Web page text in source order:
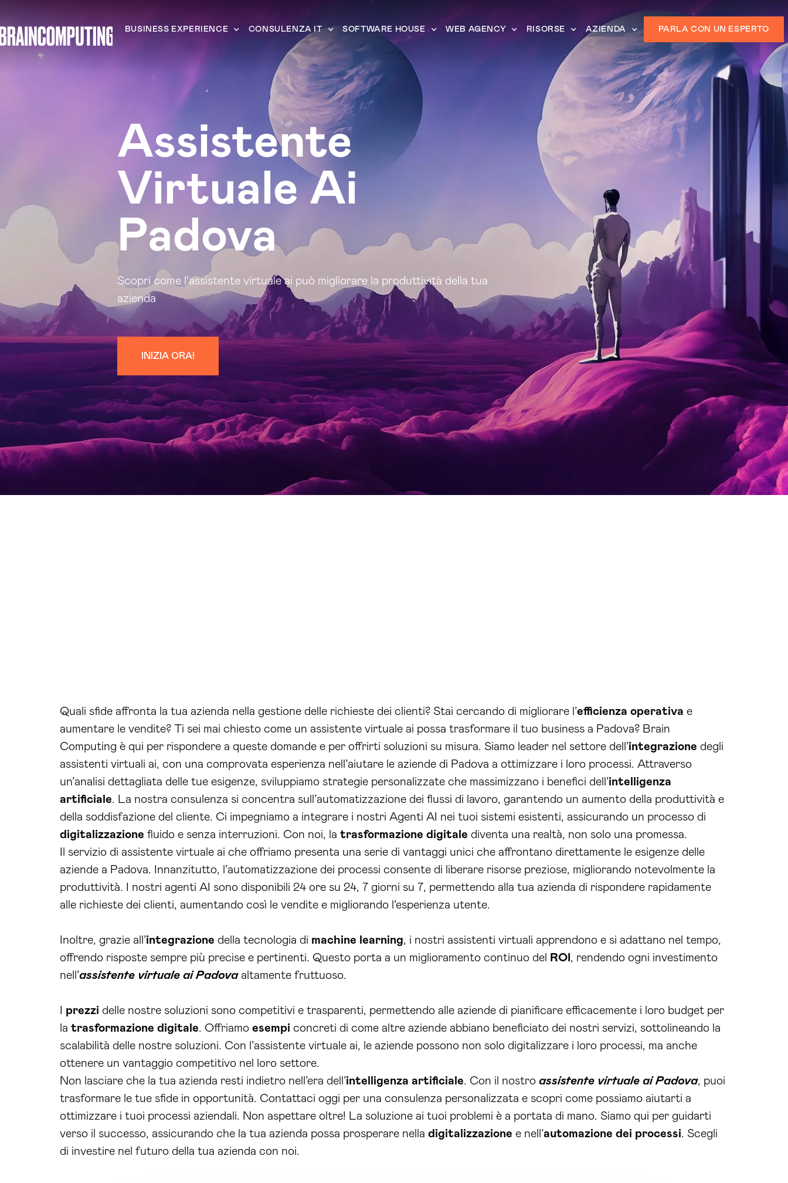
BUSINESS EXPERIENCE CONSULENZA IT SOFTWARE HOUSE WEB AGENCY RISORSE AZIENDA PARLA CON UN ESPERTO
Assistente
Virtuale Ai
Padova
Scopri come l'assistente virtuale ai può migliorare la produttività della tua
azienda
INIZIA ORA!
Quali sfide affronta la tua azienda nella gestione delle richieste dei clienti? Stai cercando di migliorare l’efficienza operativa e
aumentare le vendite? Ti sei mai chiesto come un assistente virtuale ai possa trasformare il tuo business a Padova? Brain
Computing è qui per rispondere a queste domande e per offrirti soluzioni su misura. Siamo leader nel settore dell’integrazione degli
assistenti virtuali ai, con una comprovata esperienza nell’aiutare le aziende di Padova a ottimizzare i loro processi. Attraverso
un’analisi dettagliata delle tue esigenze, sviluppiamo strategie personalizzate che massimizzano i benefici dell’intelligenza
artificiale. La nostra consulenza si concentra sull’automatizzazione dei flussi di lavoro, garantendo un aumento della produttività e
della soddisfazione del cliente. Ci impegniamo a integrare i nostri Agenti AI nei tuoi sistemi esistenti, assicurando un processo di
digitalizzazione fluido e senza interruzioni. Con noi, la trasformazione digitale diventa una realtà, non solo una promessa.
Il servizio di assistente virtuale ai che offriamo presenta una serie di vantaggi unici che affrontano direttamente le esigenze delle
aziende a Padova. Innanzitutto, l’automatizzazione dei processi consente di liberare risorse preziose, migliorando notevolmente la
produttività. I nostri agenti AI sono disponibili 24 ore su 24, 7 giorni su 7, permettendo alla tua azienda di rispondere rapidamente
alle richieste dei clienti, aumentando così le vendite e migliorando l’esperienza utente.
Inoltre, grazie all’integrazione della tecnologia di machine learning, i nostri assistenti virtuali apprendono e si adattano nel tempo,
offrendo risposte sempre più precise e pertinenti. Questo porta a un miglioramento continuo del
ROI , rendendo ogni investimento
nell’assistente virtuale ai Padovaaltamente fruttuoso.
prezzi delle nostre soluzioni sono competitivi e trasparenti, permettendo alle aziende di pianificare efficacemente i loro budget per
la trasformazione digitale. Offriamo esempi concreti di come altre aziende abbiano beneficiato dei nostri servizi, sottolineando la
scalabilità delle nostre soluzioni. Con l’assistente virtuale ai, le aziende possono non solo digitalizzare i loro processi, ma anche
ottenere un vantaggio competitivo nel loro settore.
Non lasciare che la tua azienda resti indietro nell’era dell’intelligenza artificiale. Con il nostro assistente virtuale ai Padova, puoi
trasformare le tue sfide in opportunità. Contattaci oggi per una consulenza personalizzata e scopri come possiamo aiutarti a
ottimizzare i tuoi processi aziendali. Non aspettare oltre! La soluzione ai tuoi problemi è a portata di mano. Siamo qui per guidarti
verso il successo, assicurando che la tua azienda possa prosperare nella digitalizzazione e nell’automazione dei processi. Scegli
di investire nel futuro della tua azienda con noi.